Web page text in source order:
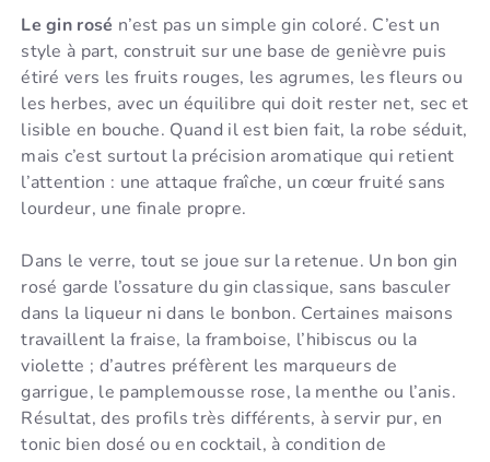
Le gin rosé n’est pas un simple gin coloré. C’est un
style à part, construit sur une base de genièvre puis
étiré vers les fruits rouges, les agrumes, les fleurs ou
les herbes, avec un équilibre qui doit rester net, sec et
lisible en bouche. Quand il est bien fait, la robe séduit,
mais c’est surtout la précision aromatique qui retient
l’attention : une attaque fraîche, un cœur fruité sans
lourdeur, une finale propre.
Dans le verre, tout se joue sur la retenue. Un bon gin
rosé garde l’ossature du gin classique, sans basculer
dans la liqueur ni dans le bonbon. Certaines maisons
travaillent la fraise, la framboise, l’hibiscus ou la
violette ; d’autres préfèrent les marqueurs de
garrigue, le pamplemousse rose, la menthe ou l’anis.
Résultat, des profils très différents, à servir pur, en
tonic bien dosé ou en cocktail, à condition de